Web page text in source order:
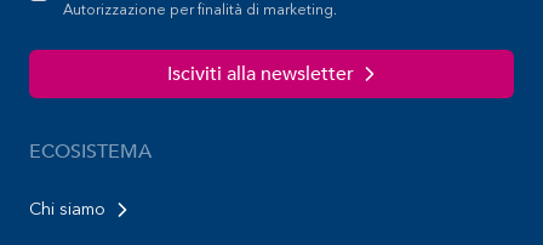
Autorizzazione per finalità di marketing.
Isciviti alla newsletter
ECOSISTEMA
Chi siamo